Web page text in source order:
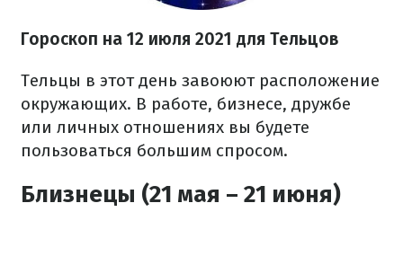
Гороскоп на 12 июля 2021 для Тельцов
Тельцы в этот день завоюют расположение
окружающих. В работе, бизнесе, дружбе
или личных отношениях вы будете
пользоваться большим спросом.
Близнецы (21 мая – 21 июня)